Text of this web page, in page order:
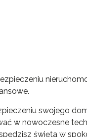
swojego
w nowoczesne
święta w